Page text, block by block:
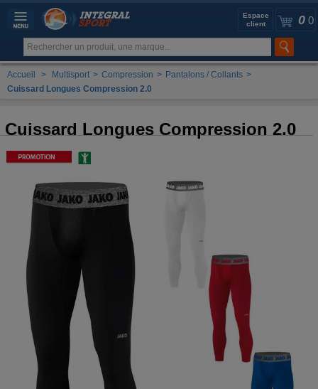
0 0
Espace
client
Accueil > Multisport > Compression > Pantalons / Collants >
Cuissard Longues Compression 2.0
Cuissard Longues Compression 2.0